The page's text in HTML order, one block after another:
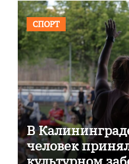
СПОРТ
В
человек